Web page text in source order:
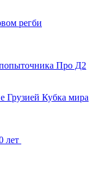
регби
Про Д2
Грузией Кубка мира
лет